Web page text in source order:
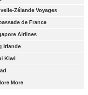
Zélande Voyages
de France
Airlines
Irlande
Kiwi
More